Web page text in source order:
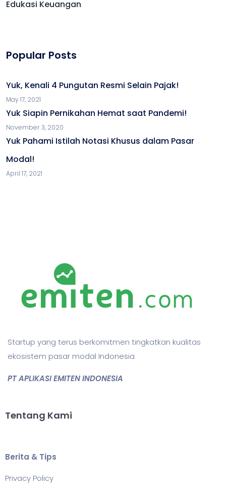
Edukasi Keuangan
Popular Posts
Yuk, Kenali 4 Pungutan Resmi Selain Pajak!
May 17, 2021
Yuk Siapin Pernikahan Hemat saat Pandemi!
November 3, 2020
Yuk Pahami Istilah Notasi Khusus dalam Pasar
Modal!
April 17, 2021
Startup yang terus berkomitmen tingkatkan kualitas
ekosistem pasar modal Indonesia
PT APLIKASI EMITEN INDONESIA
Tentang Kami
Berita & Tips
Privacy Policy